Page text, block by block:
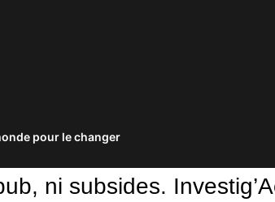
pour le changer
ni subsides.